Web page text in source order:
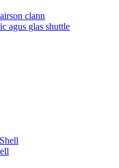
clann
agus glas shuttle